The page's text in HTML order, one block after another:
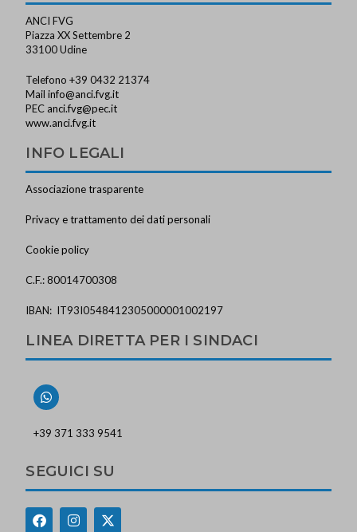
ANCI FVG
Piazza XX Settembre 2
33100 Udine
Telefono +39 0432 21374
Mailinfo@anci.fvg.it
PEC anci.fvg@pec.it
www.anci.fvg.it
INFO LEGALI
Associazione trasparente
Privacy e trattamento dei dati personali
Cookie policy
C.F.: 80014700308
IBAN: IT93I0548412305000001002197
LINEA DIRETTA PER I SINDACI
+39 371 333 9541
SEGUICI SU